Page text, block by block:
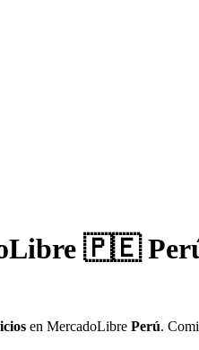
🇵🇪
en MercadoLibre Perú.